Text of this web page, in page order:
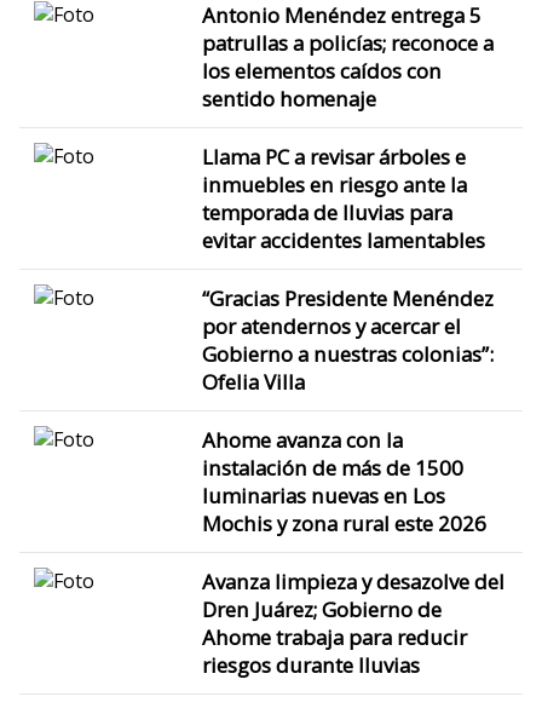
Antonio Menéndez entrega 5
patrullas a policías; reconoce a
los elementos caídos con
sentido homenaje
Llama PC a revisar árboles e
inmuebles en riesgo ante la
temporada de lluvias para
evitar accidentes lamentables
“Gracias Presidente Menéndez
por atendernos y acercar el
Gobierno a nuestras colonias”:
Ofelia Villa
Ahome avanza con la
instalación de más de 1500
luminarias nuevas en Los
Mochis y zona rural este 2026
Avanza limpieza y desazolve del
Dren Juárez; Gobierno de
Ahome trabaja para reducir
riesgos durante lluvias